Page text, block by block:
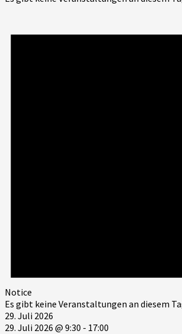
Notice
Es gibt keine Veranstaltungen an diesem
29. Juli 2026
29. Juli 2026 @ 9:30 - 17:00